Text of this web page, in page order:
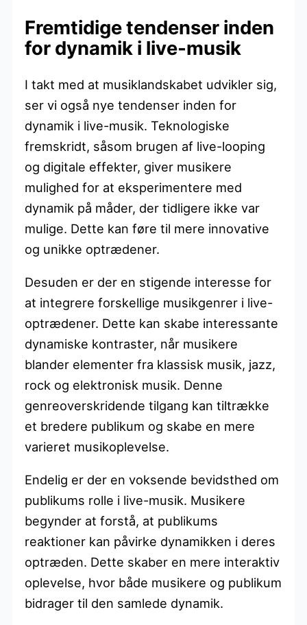
Fremtidige tendenser inden
for dynamik i live-musik
I takt med at musiklandskabet udvikler sig,
ser vi også nye tendenser inden for
dynamik i live-musik. Teknologiske
fremskridt, såsom brugen af live-looping
og digitale effekter, giver musikere
mulighed for at eksperimentere med
dynamik på måder, der tidligere ikke var
mulige. Dette kan føre til mere innovative
og unikke optrædener.
Desuden er der en stigende interesse for
at integrere forskellige musikgenrer i live-
optrædener. Dette kan skabe interessante
dynamiske kontraster, når musikere
blander elementer fra klassisk musik, jazz,
rock og elektronisk musik. Denne
genreoverskridende tilgang kan tiltrække
et bredere publikum og skabe en mere
varieret musikoplevelse.
Endelig er der en voksende bevidsthed om
publikums rolle i live-musik. Musikere
begynder at forstå, at publikums
reaktioner kan påvirke dynamikken i deres
optræden. Dette skaber en mere interaktiv
oplevelse, hvor både musikere og publikum
bidrager til den samlede dynamik.